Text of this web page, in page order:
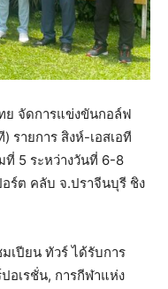
ย จัดการแข่งขันกอล์ฟ
รายการ สิงห์-เอสเอที
5 ระหว่างวันที่ 6-8
ร์ต คลับ จ.ปราจีนบุรี ชิง
เปียน ทัวร์ ได้รับการ
เรชั่น, การกีฬาแห่ง